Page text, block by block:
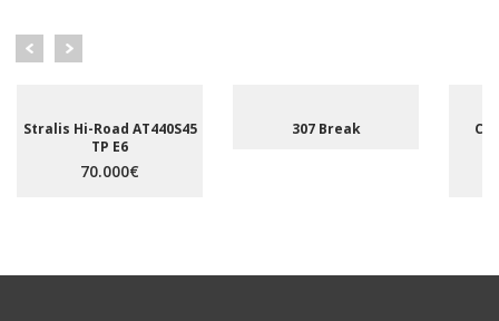
Stralis Hi-Road AT440S45
TP E6
70.000€
307 Break
C5